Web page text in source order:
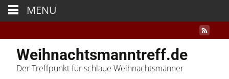
Weihnachtsmanntreff.de
Der Treffpunkt für schlaue Weihnachtsmänner
MENU